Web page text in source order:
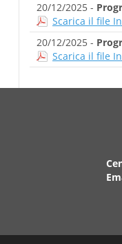
20/12/2025 -
Scarica il file
20/12/2025 -
Scarica il file